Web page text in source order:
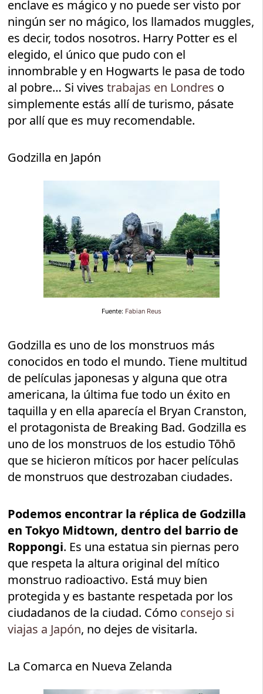
enclave es mágico y no puede ser visto por
ningún ser no mágico, los llamados muggles,
es decir, todos nosotros. Harry Potter es el
elegido, el único que pudo con el
innombrable y en Hogwarts le pasa de todo
al pobre… Si vivestrabajas en Londres o
simplemente estás allí de turismo, pásate
por allí que es muy recomendable.
Godzilla en Japón
Fuente: Fabian Reus
Godzilla es uno de los monstruos más
conocidos en todo el mundo. Tiene multitud
de películas japonesas y alguna que otra
americana, la última fue todo un éxito en
taquilla y en ella aparecía el Bryan Cranston,
el protagonista de Breaking Bad. Godzilla es
uno de los monstruos de los estudio Tōhō
que se hicieron míticos por hacer películas
de monstruos que destrozaban ciudades.
Podemos encontrar la réplica de Godzilla
en Tokyo Midtown, dentro del barrio de
Roppongi. Es una estatua sin piernas pero
que respeta la altura original del mítico
monstruo radioactivo. Está muy bien
protegida y es bastante respetada por los
ciudadanos de la ciudad. Cómo consejo si
viajas a Japón, no dejes de visitarla.
La Comarca en Nueva Zelanda